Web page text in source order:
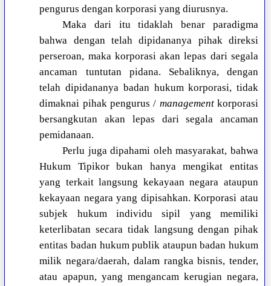
pengurus dengan korporasi yang diurusnya.
Maka dari itu tidaklah benar paradigma
bahwa dengan telah dipidananya pihak direksi
perseroan, maka korporasi akan lepas dari segala
ancaman tuntutan pidana. Sebaliknya, dengan
telah dipidananya badan hukum korporasi, tidak
dimaknai pihak pengurus / managementkorporasi
bersangkutan akan lepas dari segala ancaman
pemidanaan.
Perlu juga dipahami oleh masyarakat, bahwa
Hukum Tipikor bukan hanya mengikat entitas
yang terkait langsung kekayaan negara ataupun
kekayaan negara yang dipisahkan. Korporasi atau
subjek hukum individu sipil yang memiliki
keterlibatan secara tidak langsung dengan pihak
entitas badan hukum publik ataupun badan hukum
milik negara/daerah, dalam rangka bisnis, tender,
atau apapun, yang mengancam kerugian negara,